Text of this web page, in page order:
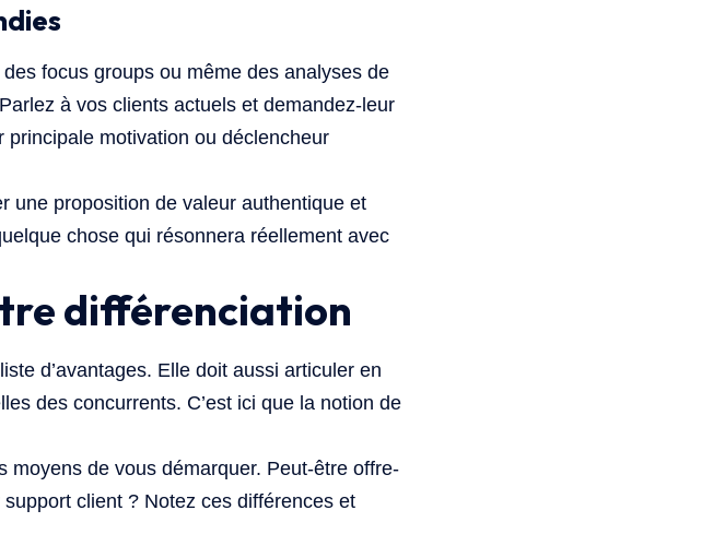
focus groups ou même des analyses de
à vos clients actuels et demandez-leur
motivation ou déclencheur
une proposition de valeur authentique et
chose qui résonnera réellement avec
différenciation
d’avantages. Elle doit aussi articuler en
des concurrents. C’est ici que la notion de
de vous démarquer. Peut-être offre-
client ? Notez ces différences et